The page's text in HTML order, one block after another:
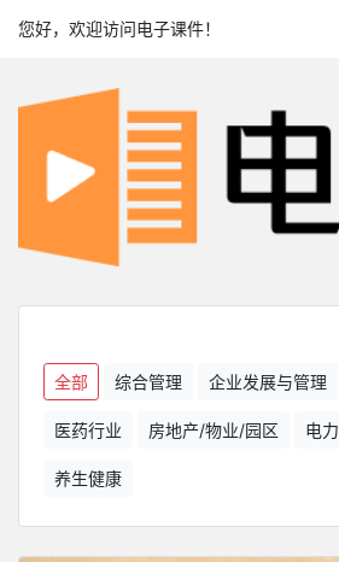
您好，欢迎访问电子课件！
全部 综合管理 企业发展与管理
医药行业 房地产/物业/园区 电力
养生健康